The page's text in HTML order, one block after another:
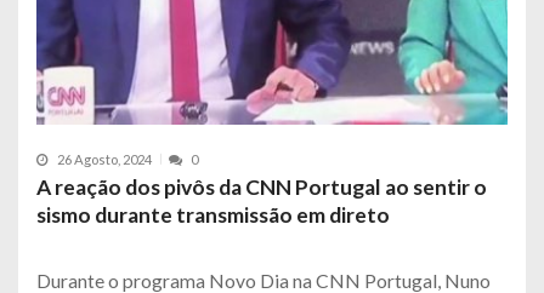
26 Agosto, 2024 0
A reação dos pivôs da CNN Portugal ao sentir o
sismo durante transmissão em direto
Durante o programa Novo Dia na CNN Portugal, Nuno